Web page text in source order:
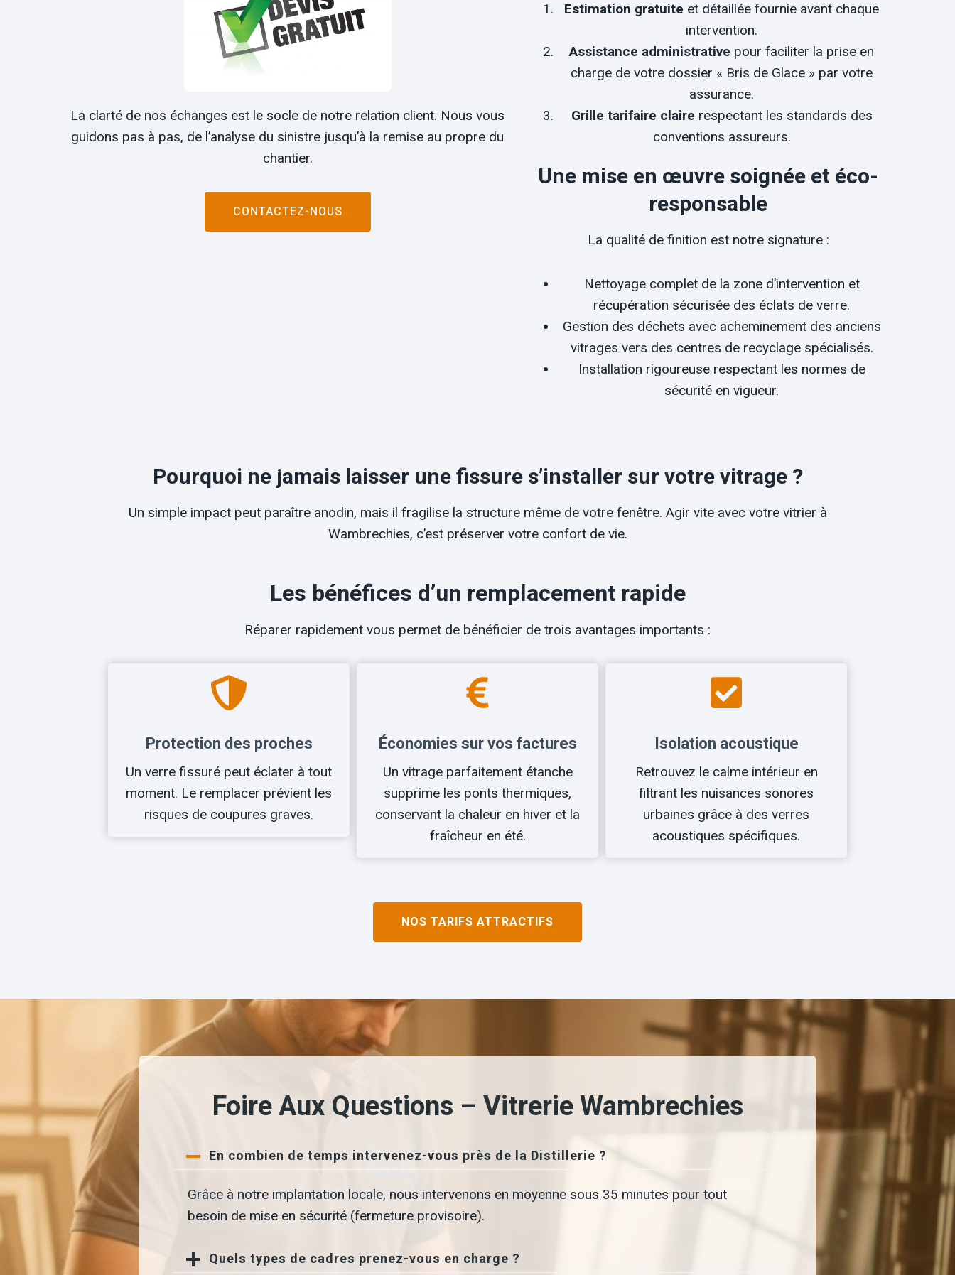
La clarté de nos échanges est le socle de notre relation client. Nous vous
guidons pas à pas, de l’analyse du sinistre jusqu’à la remise au propre du
chantier.
CONTACTEZ-NOUS
Estimation gratuite et détaillée fournie avant chaque
intervention.
Assistance administrative pour faciliter la prise en
charge de votre dossier « Bris de Glace » par votre
assurance.
Grille tarifaire claire respectant les standards des
conventions assureurs.
Une mise en œuvre soignée et éco-
responsable
La qualité de finition est notre signature :
Nettoyage complet de la zone d’intervention et
récupération sécurisée des éclats de verre.
Gestion des déchets avec acheminement des anciens
vitrages vers des centres de recyclage spécialisés.
Installation rigoureuse respectant les normes de
sécurité en vigueur.
Pourquoi ne jamais laisser une fissure s’installer sur votre vitrage ?
Un simple impact peut paraître anodin, mais il fragilise la structure même de votre fenêtre. Agir vite avec votre vitrier à
Wambrechies, c’est préserver votre confort de vie.
Les bénéfices d’un remplacement rapide
Réparer rapidement vous permet de bénéficier de trois avantages importants :
Protection des proches
Un verre fissuré peut éclater à tout
moment. Le remplacer prévient les
risques de coupures graves.
Économies sur vos factures
Un vitrage parfaitement étanche
supprime les ponts thermiques,
conservant la chaleur en hiver et la
fraîcheur en été.
Isolation acoustique
Retrouvez le calme intérieur en
filtrant les nuisances sonores
urbaines grâce à des verres
acoustiques spécifiques.
NOS TARIFS ATTRACTIFS
Foire Aux Questions – Vitrerie Wambrechies
En combien de temps intervenez-vous près de la Distillerie ?
Grâce à notre implantation locale, nous intervenons en moyenne sous 35 minutes pour tout
besoin de mise en sécurité (fermeture provisoire).
Quels types de cadres prenez-vous en charge ?